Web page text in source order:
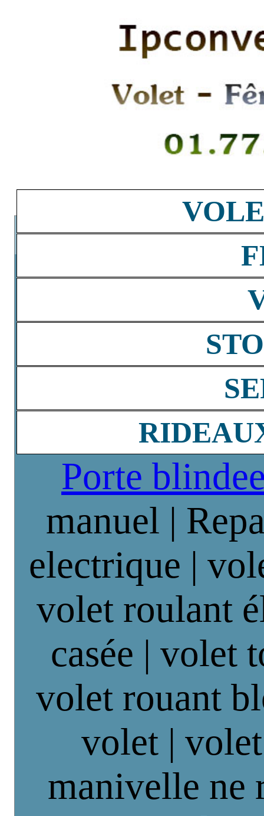
Porte
manuel |
electrique |
volet roulant
casée | volet
volet rouant
volet |
manivelle ne